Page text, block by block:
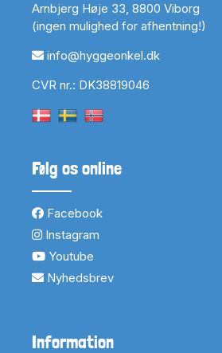
Arnbjerg Høje 33, 8800 Viborg
(ingen mulighed for afhentning!)
info@hyggeonkel.dk
CVR nr.: DK38819046
Følg os online
Facebook
Instagram
Youtube
Nyhedsbrev
Information